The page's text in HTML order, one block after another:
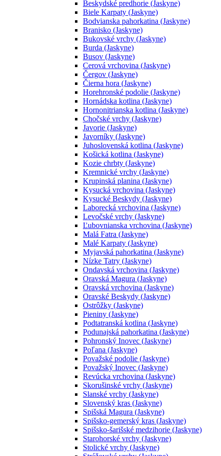
Beskydské predhorie (Jaskyne)
Biele Karpaty (Jaskyne)
Bodvianska pahorkatina (Jaskyne)
Branisko (Jaskyne)
Bukovské vrchy (Jaskyne)
Burda (Jaskyne)
Busov (Jaskyne)
Cerová vrchovina (Jaskyne)
Čergov (Jaskyne)
Čierna hora (Jaskyne)
Horehronské podolie (Jaskyne)
Hornádska kotlina (Jaskyne)
Hornonitrianska kotlina (Jaskyne)
Chočské vrchy (Jaskyne)
Javorie (Jaskyne)
Javorníky (Jaskyne)
Juhoslovenská kotlina (Jaskyne)
Košická kotlina (Jaskyne)
Kozie chrbty (Jaskyne)
Kremnické vrchy (Jaskyne)
Krupinská planina (Jaskyne)
Kysucká vrchovina (Jaskyne)
Kysucké Beskydy (Jaskyne)
Laborecká vrchovina (Jaskyne)
Levočské vrchy (Jaskyne)
Ľubovnianska vrchovina (Jaskyne)
Malá Fatra (Jaskyne)
Malé Karpaty (Jaskyne)
Myjavská pahorkatina (Jaskyne)
Nízke Tatry (Jaskyne)
Ondavská vrchovina (Jaskyne)
Oravská Magura (Jaskyne)
Oravská vrchovina (Jaskyne)
Oravské Beskydy (Jaskyne)
Ostrôžky (Jaskyne)
Pieniny (Jaskyne)
Podtatranská kotlina (Jaskyne)
Podunajská pahorkatina (Jaskyne)
Pohronský Inovec (Jaskyne)
Poľana (Jaskyne)
Považské podolie (Jaskyne)
Považský Inovec (Jaskyne)
Revúcka vrchovina (Jaskyne)
Skorušinské vrchy (Jaskyne)
Slanské vrchy (Jaskyne)
Slovenský kras (Jaskyne)
Spišská Magura (Jaskyne)
Spišsko-gemerský kras (Jaskyne)
Spišsko-šarišské medzihorie (Jaskyne)
Starohorské vrchy (Jaskyne)
Stolické vrchy (Jaskyne)